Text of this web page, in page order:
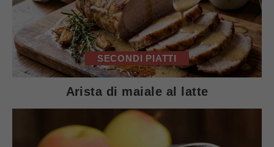
SECONDI PIATTI
Arista di maiale al latte